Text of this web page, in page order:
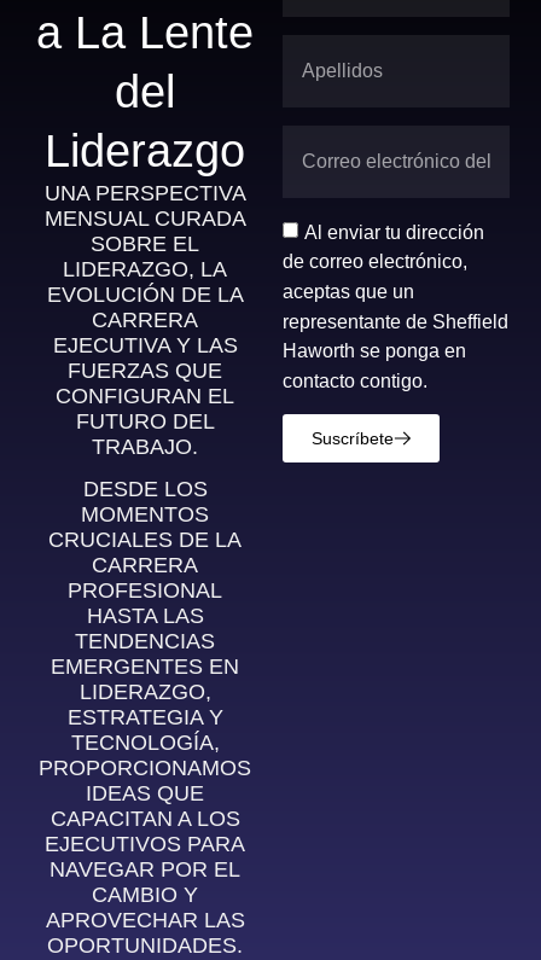
a La Lente
del
Liderazgo
UNA PERSPECTIVA
MENSUAL CURADA
SOBRE EL
LIDERAZGO, LA
EVOLUCIÓN DE LA
CARRERA
EJECUTIVA Y LAS
FUERZAS QUE
CONFIGURAN EL
FUTURO DEL
TRABAJO.
DESDE LOS
MOMENTOS
CRUCIALES DE LA
CARRERA
PROFESIONAL
HASTA LAS
TENDENCIAS
EMERGENTES EN
LIDERAZGO,
ESTRATEGIA Y
TECNOLOGÍA,
PROPORCIONAMOS
IDEAS QUE
CAPACITAN A LOS
EJECUTIVOS PARA
NAVEGAR POR EL
CAMBIO Y
APROVECHAR LAS
OPORTUNIDADES.
Al enviar tu dirección
de correo electrónico,
aceptas que un
representante de Sheffield
Haworth se ponga en
contacto contigo.
Suscríbete